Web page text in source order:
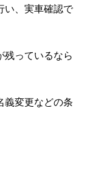
い、実車確認で
残っているなら
義変更などの条